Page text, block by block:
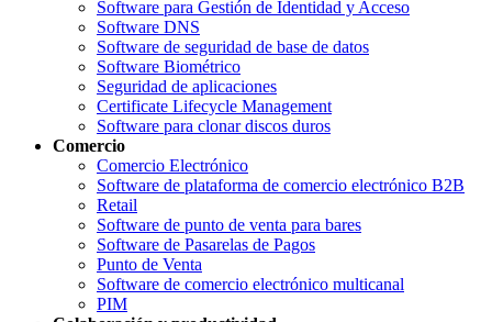
Software para Gestión de Identidad y Acceso
Software DNS
Software de seguridad de base de datos
Software Biométrico
Seguridad de aplicaciones
Certificate Lifecycle Management
Software para clonar discos duros
Comercio
Comercio Electrónico
Software de plataforma de comercio electrónico B2B
Retail
Software de punto de venta para bares
Software de Pasarelas de Pagos
Punto de Venta
Software de comercio electrónico multicanal
PIM